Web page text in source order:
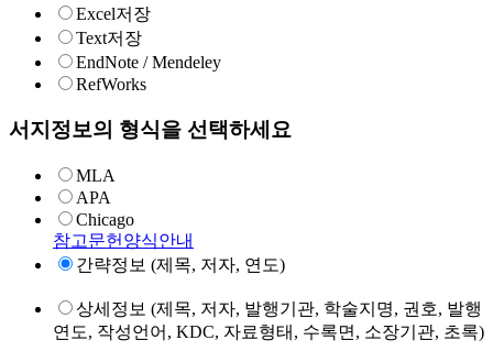
Excel저장
Text저장
EndNote / Mendeley
RefWorks
서지정보의 형식을 선택하세요
MLA
APA
Chicago
참고문헌양식안내
간략정보 (제목, 저자, 연도)
상세정보 (제목, 저자, 발행기관, 학술지명, 권호, 발행
연도, 작성언어, KDC, 자료형태, 수록면, 소장기관, 초록)